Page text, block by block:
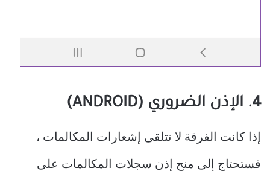
4. الإذن الضروري (ANDROID)
إذا كانت الفرقة لا تتلقى إشعارات المكالمات ،
فستحتاج إلى منح إذن سجلات المكالمات على